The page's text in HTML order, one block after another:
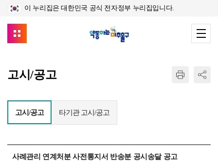
이 누리집은 대한민국 공식 전자정부 누리집입니다.
고시/공고
고시/공고 타기관 고시/공고
사례관리 연계처분 사전통지서 반송분 공시송달 공고